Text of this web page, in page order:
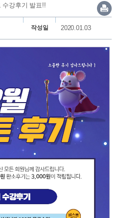
수강후기 발표!!
작성일 2020.01.03